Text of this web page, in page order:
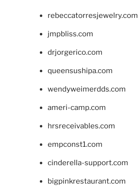
rebeccatorresjewelry.com
jmpbliss.com
drjorgerico.com
queensushipa.com
wendyweimerdds.com
ameri-camp.com
hrsreceivables.com
empconst1.com
cinderella-support.com
bigpinkrestaurant.com